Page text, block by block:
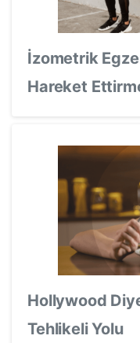
İzometrik
Hareket
Hollywood
Tehlikeli Yolu